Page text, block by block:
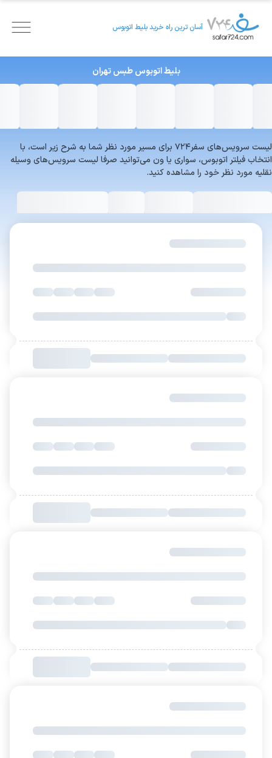
آسان ترین راه خرید بلیط اتوبوس
بلیط اتوبوس طبس تهران
لیست سرویس‌های سفر۷۲۴ برای مسیر مورد نظر شما به شرح زیر است، با
انتخاب فیلتر اتوبوس، سواری یا ون می‌توانید صرفا لیست سرویس‌های وسیله
نقلیه مورد نظر خود را مشاهده کنید.